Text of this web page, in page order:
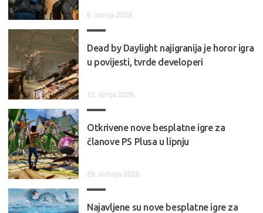
6. srpnja 2026.
Dead by Daylight najigranija je horor igra
u povijesti, tvrde developeri
12. lipnja 2026.
Otkrivene nove besplatne igre za
članove PS Plusa u lipnju
29. svibnja 2026.
Najavljene su nove besplatne igre za